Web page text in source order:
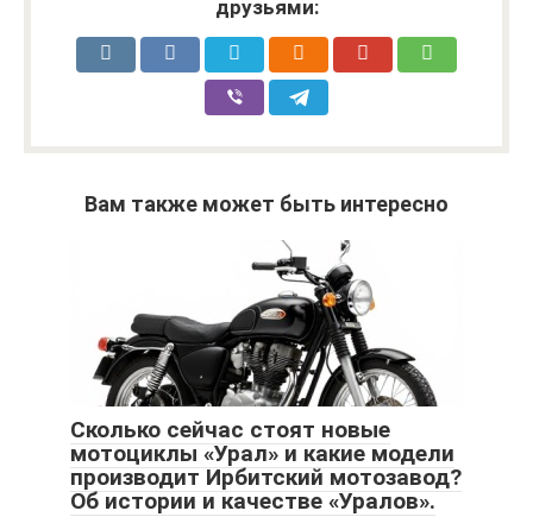
друзьями:
Вам также может быть интересно
Сколько сейчас стоят новые
мотоциклы «Урал» и какие модели
производит Ирбитский мотозавод?
Об истории и качестве «Уралов».